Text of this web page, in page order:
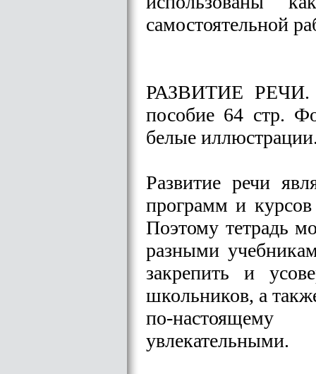
самостоятельной
РАЗВИТИЕ РЕЧИ.
пособие 64 стр.
белые
Развитие речи
программ и
Поэтому тетрадь
разными
закрепить и
школьников, а
по-
увлекательными.